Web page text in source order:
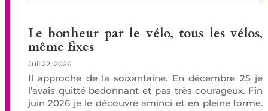
Le bonheur par le vélo, tous les vélos,
même fixes
Juil 22, 2026
Il approche de la soixantaine. En décembre 25 je
l’avais quitté bedonnant et pas très courageux. Fin
juin 2026 je le découvre aminci et en pleine forme.